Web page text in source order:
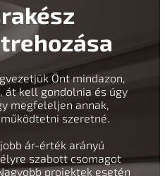
Önt mindazon,
át kell gondolnia és úgy
megfeleljen annak,
szeretné.
ár-érték arányú
szabott csomagot
projektek esetén